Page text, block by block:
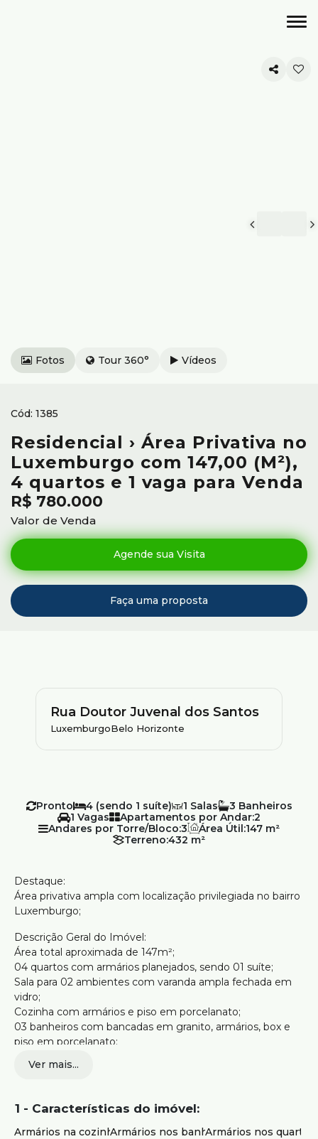
Fotos Tour 360° Vídeos
Residencial › Área Privativa no
Luxemburgo com 147,00 (M²),
4 quartos e 1 vaga para Venda
R$ 780.000
Valor de Venda
1385
Rua Doutor Juvenal dos Santos
LuxemburgoBelo Horizonte
Pronto 4 (sendo 1 suíte) 1
3
1
Apartamentos por Andar:2
Andares por Torre/Bloco:3 Área Útil:147 m²
Terreno:432 m²
Destaque:
Área privativa ampla com localização privilegiada no bairro
Luxemburgo;
Descrição Geral do Imóvel:
Área total aproximada de 147m²;
04 quartos com armários planejados, sendo 01 suíte;
Sala para 02 ambientes com varanda ampla fechada em
vidro;
Cozinha com armários e piso em porcelanato;
03 banheiros com bancadas em granito, armários, box e
piso em porcelanato;
Apartamento totalmente reformado;
Vagas de Garagem:
01 vaga livre e coberta;
Ver mais...
1 - Características do imóvel:
Armários na cozinhaArmários nos banheirosArmários nos quartos